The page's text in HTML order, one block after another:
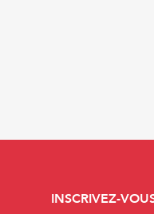
INSCRIVEZ-